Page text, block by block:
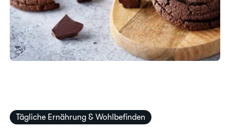
Tägliche Ernährung & Wohlbefinden